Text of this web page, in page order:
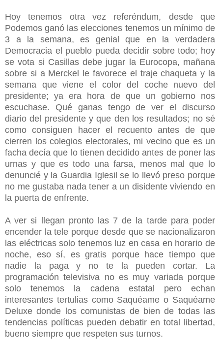
Hoy tenemos otra vez referéndum, desde que
Podemos ganó las elecciones tenemos un mínimo de
3 a la semana, es genial que en la verdadera
Democracia el pueblo pueda decidir sobre todo; hoy
se vota si Casillas debe jugar la Eurocopa, mañana
sobre si a Merckel le favorece el traje chaqueta y la
semana que viene el color del coche nuevo del
presidente; ya era hora de que un gobierno nos
escuchase. Qué ganas tengo de ver el discurso
diario del presidente y que den los resultados; no sé
como consiguen hacer el recuento antes de que
cierren los colegios electorales, mi vecino que es un
facha decía que lo tienen decidido antes de poner las
urnas y que es todo una farsa, menos mal que lo
denuncié y la Guardia Iglesil se lo llevó preso porque
no me gustaba nada tener a un disidente viviendo en
la puerta de enfrente.
A ver si llegan pronto las 7 de la tarde para poder
encender la tele porque desde que se nacionalizaron
las eléctricas solo tenemos luz en casa en horario de
noche, eso sí, es gratis porque hace tiempo que
nadie la paga y no te la pueden cortar. La
programación televisiva no es muy variada porque
solo tenemos la cadena estatal pero echan
interesantes tertulias como Saquéame o Saquéame
Deluxe donde los comunistas de bien de todas las
tendencias políticas pueden debatir en total libertad,
bueno siempre que respeten sus turnos.